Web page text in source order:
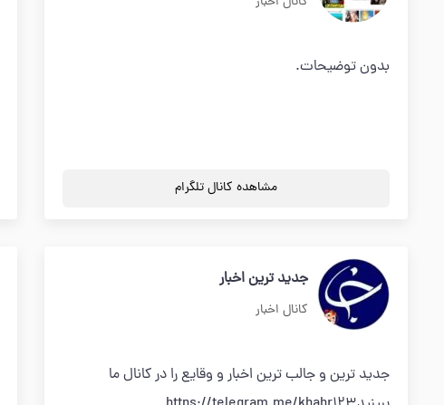
بدون توضیحات.
مشاهده کانال تلگرام
جدید ترین اخبار
کانال اخبار
جدید ترین و جالب ترین اخبار و وقایع را در کانال ما